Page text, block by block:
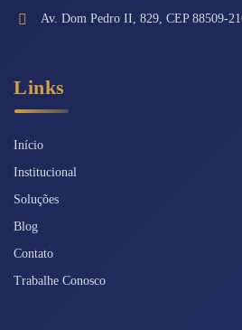
Av. Dom Pedro II, 829, CEP 88509-
Links
Início
Institucional
Soluções
Blog
Contato
Trabalhe Conosco